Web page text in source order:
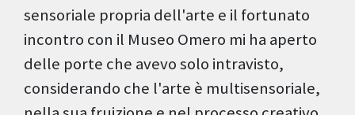
sensoriale propria dell'arte e il fortunato
incontro con il Museo Omero mi ha aperto
delle porte che avevo solo intravisto,
considerando che l'arte è multisensoriale,